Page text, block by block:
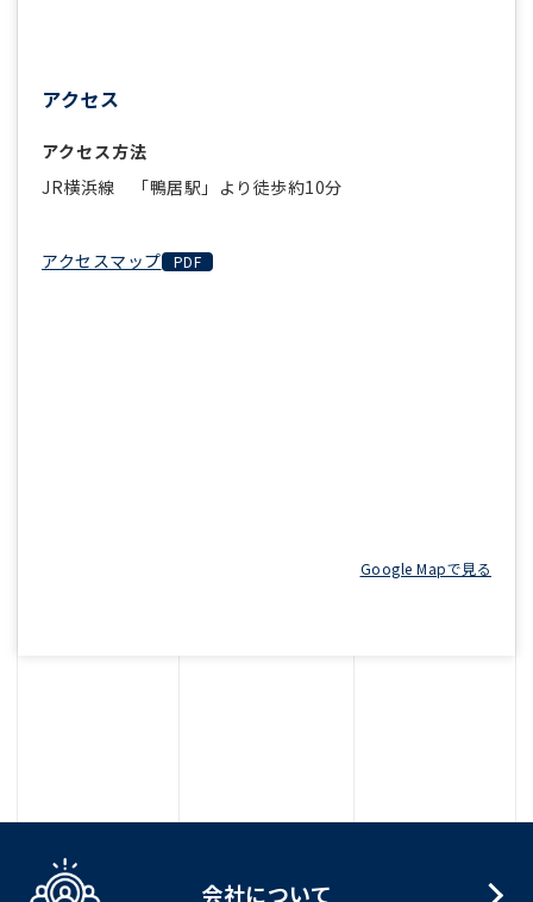
アクセス
アクセス方法
JR横浜線 「鴨居駅」より徒歩約10分
アクセスマップ
Google Mapで見る
会社について